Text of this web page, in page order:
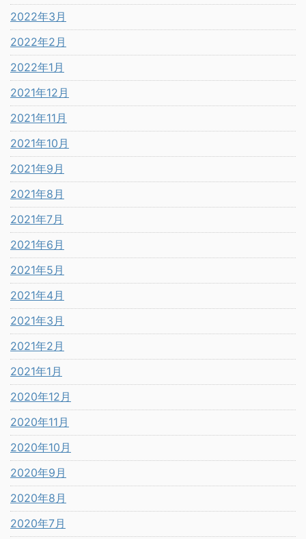
2022年3月
2022年2月
2022年1月
2021年12月
2021年11月
2021年10月
2021年9月
2021年8月
2021年7月
2021年6月
2021年5月
2021年4月
2021年3月
2021年2月
2021年1月
2020年12月
2020年11月
2020年10月
2020年9月
2020年8月
2020年7月